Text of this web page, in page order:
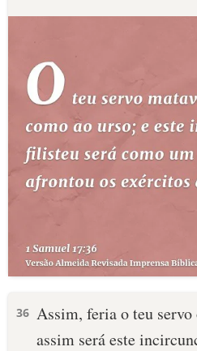
36 Assim, feria o teu
assim será este